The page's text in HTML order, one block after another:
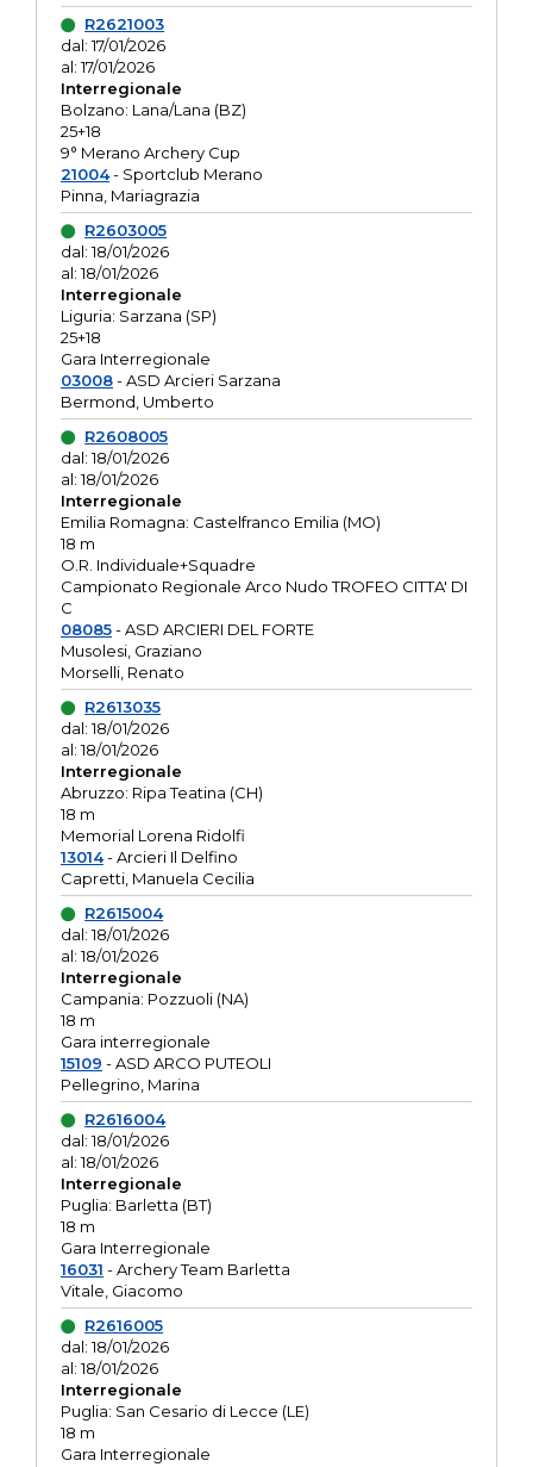
R2621003
dal: 17/01/2026
al: 17/01/2026
Interregionale
Bolzano: Lana/Lana (BZ)
25+18
9° Merano Archery Cup
21004- Sportclub Merano
Pinna, Mariagrazia
R2603005
dal: 18/01/2026
al: 18/01/2026
Interregionale
Liguria: Sarzana (SP)
25+18
Gara Interregionale
03008- ASD Arcieri Sarzana
Bermond, Umberto
R2608005
dal: 18/01/2026
al: 18/01/2026
Interregionale
Emilia Romagna: Castelfranco Emilia (MO)
18 m
O.R. Individuale+Squadre
Campionato Regionale Arco Nudo TROFEO CITTA' DI
C
08085- ASD ARCIERI DEL FORTE
Musolesi, Graziano
Morselli, Renato
R2613035
dal: 18/01/2026
al: 18/01/2026
Interregionale
Abruzzo: Ripa Teatina (CH)
18 m
Memorial Lorena Ridolfi
13014- Arcieri Il Delfino
Capretti, Manuela Cecilia
R2615004
dal: 18/01/2026
al: 18/01/2026
Interregionale
Campania: Pozzuoli (NA)
18 m
Gara interregionale
15109 - ASD ARCO PUTEOLI
Pellegrino, Marina
R2616004
dal: 18/01/2026
al: 18/01/2026
Interregionale
Puglia: Barletta (BT)
18 m
Gara Interregionale
16031 - Archery Team Barletta
Vitale, Giacomo
R2616005
dal: 18/01/2026
al: 18/01/2026
Interregionale
Puglia: San Cesario di Lecce (LE)
18 m
Gara Interregionale